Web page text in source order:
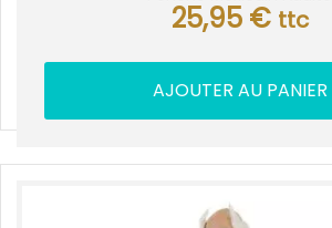
25,95 € ttc
AJOUTER AU PANIER